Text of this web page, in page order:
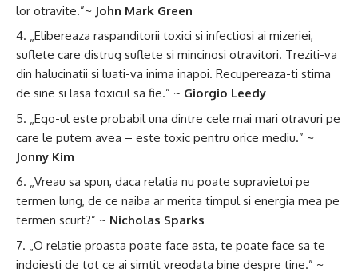
lor otravite.”~ John Mark Green
„Elibereaza raspanditorii toxici si infectiosi ai mizeriei,
suflete care distrug suflete si mincinosi otravitori. Treziti-va
din halucinatii si luati-va inima inapoi. Recupereaza-ti stima
de sine si lasa toxicul sa fie.” ~ Giorgio Leedy
„Ego-ul este probabil una dintre cele mai mari otravuri pe
care le putem avea – este toxic pentru orice mediu.” ~
Jonny Kim
„Vreau sa spun, daca relatia nu poate supravietui pe
termen lung, de ce naiba ar merita timpul si energia mea pe
termen scurt?” ~ Nicholas Sparks
„O relatie proasta poate face asta, te poate face sa te
indoiesti de tot ce ai simtit vreodata bine despre tine.” ~